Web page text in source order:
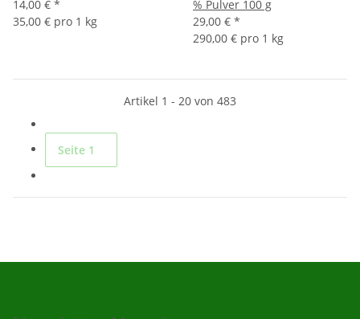
14,00 € *
35,00 € pro 1 kg
% Pulver 100 g
29,00 € *
290,00 € pro 1 kg
Artikel 1 - 20 von 483
Seite 1